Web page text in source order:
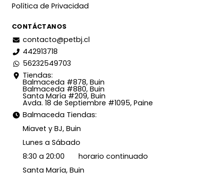
Política de Privacidad
CONTÁCTANOS
contacto@petbj.cl
442913718
56232549703
Tiendas:
Balmaceda #878, Buin
Balmaceda #880, Buin
Santa María #209, Buin
Avda. 18 de Septiembre #1095, Paine
Balmaceda Tiendas:
Miavet y BJ, Buin
Lunes a Sábado
8:30 a 20:00 horario continuado
Santa María, Buin